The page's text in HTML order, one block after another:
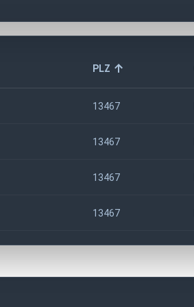
PLZ
13467
13467
13467
13467